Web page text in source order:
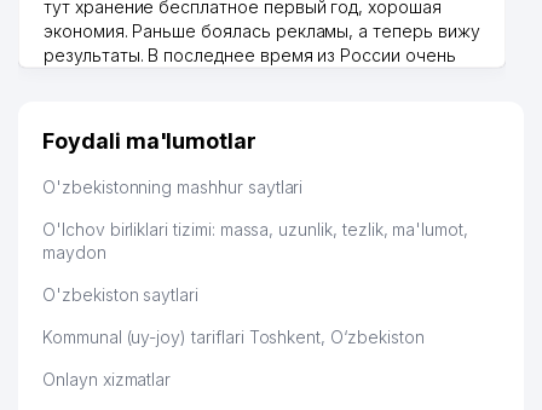
тут хранение бесплатное первый год, хорошая
экономия. Раньше боялась рекламы, а теперь вижу
результаты. В последнее время из России очень
дальше развиваюсь потихоньку😊
Hamida 03.08.2026 12:45:39
Foydali ma'lumotlar
O'zbekistonning mashhur saytlari
O'lchov birliklari tizimi: massa, uzunlik, tezlik, ma'lumot,
maydon
O'zbekiston saytlari
Kommunal (uy-joy) tariflari Toshkent, O‘zbekiston
Onlayn xizmatlar